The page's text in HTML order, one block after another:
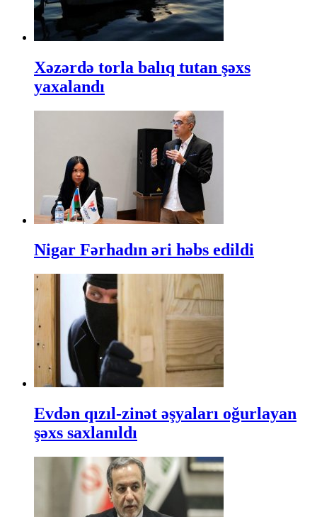
Xəzərdə torla balıq tutan şəxs
yaxalandı
Nigar Fərhadın əri həbs edildi
Evdən qızıl-zinət əşyaları oğurlayan
şəxs saxlanıldı